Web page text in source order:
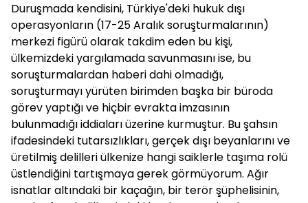
Duruşmada kendisini, Türkiye'deki hukuk dışı
operasyonların (17-25 Aralık soruşturmalarının)
merkezi figürü olarak takdim eden bu kişi,
ülkemizdeki yargılamada savunmasını ise, bu
soruşturmalardan haberi dahi olmadığı,
soruşturmayı yürüten birimden başka bir büroda
görev yaptığı ve hiçbir evrakta imzasının
bulunmadığı iddiaları üzerine kurmuştur. Bu şahsın
ifadesindeki tutarsızlıkları, gerçek dışı beyanlarını ve
üretilmiş delilleri ülkenize hangi saiklerle taşıma rolü
üstlendiğini tartışmaya gerek görmüyorum. Ağır
isnatlar altındaki bir kaçağın, bir terör şüphelisinin,